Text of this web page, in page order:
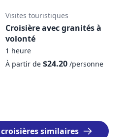
Visites touristiques
Croisière avec granités à
volonté
1 heure
À partir de $24.20/personne
similaires